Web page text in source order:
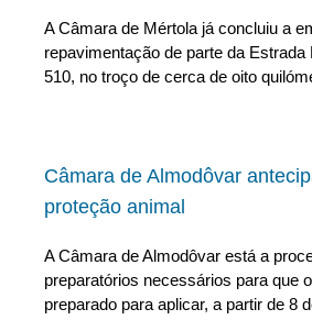
A Câmara de Mértola já concluiu a
repavimentação de parte da Estrada
510, no troço de cerca de oito
Câmara de Almodôvar
proteção animal
A Câmara de Almodôvar está a
preparatórios necessários para que
preparado para aplicar, a partir de 8